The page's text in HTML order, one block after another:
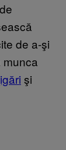
de a-şi
munca
şi